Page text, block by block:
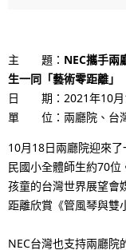
na
y
i
n
g
p
r
c
a
l
N
a
v
主 題： NEC攜手兩
生一同「藝術零距離」
日 期：2021年10月
單 位：兩廳院、台
10月18日兩廳院迎來
民國小全體師生約70
孩童的台灣世界展望會
距離欣賞《管風琴與雙
NEC台灣也支持兩廳